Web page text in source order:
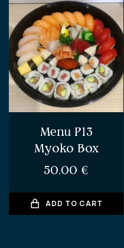
Menu P13
Myoko Box
50.00 €
ADD TO CART